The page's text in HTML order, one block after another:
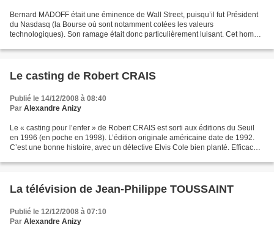
Bernard MADOFF était une éminence de Wall Street, puisqu’il fut Président
du Nasdasq (la Bourse où sont notamment cotées les valeurs
technologiques). Son ramage était donc particulièrement luisant. Cet homme
Le casting de Robert CRAIS
Publié le 14/12/2008 à 08:40
Par Alexandre Anizy
Le « casting pour l’enfer » de Robert CRAIS est sorti aux éditions du Seuil
en 1996 (en poche en 1998). L’édition originale américaine date de 1992.
C’est une bonne histoire, avec un détective Elvis Cole bien planté. Efficace,
La télévision de Jean-Philippe TOUSSAINT
Publié le 12/12/2008 à 07:10
Par Alexandre Anizy